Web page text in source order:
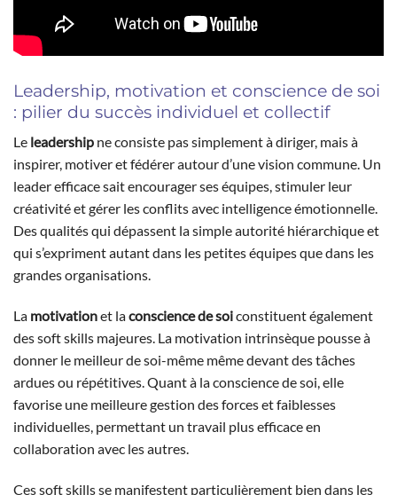
Leadership, motivation et conscience de soi
: pilier du succès individuel et collectif
Le leadership ne consiste pas simplement à diriger, mais à
inspirer, motiver et fédérer autour d’une vision commune. Un
leader efficace sait encourager ses équipes, stimuler leur
créativité et gérer les conflits avec intelligence émotionnelle.
Des qualités qui dépassent la simple autorité hiérarchique et
qui s’expriment autant dans les petites équipes que dans les
grandes organisations.
La motivationet laconscience de soiconstituent également
des soft skills majeures. La motivation intrinsèque pousse à
donner le meilleur de soi-même même devant des tâches
ardues ou répétitives. Quant à la conscience de soi, elle
favorise une meilleure gestion des forces et faiblesses
individuelles, permettant un travail plus efficace en
collaboration avec les autres.
Ces soft skills se manifestent particulièrement bien dans les